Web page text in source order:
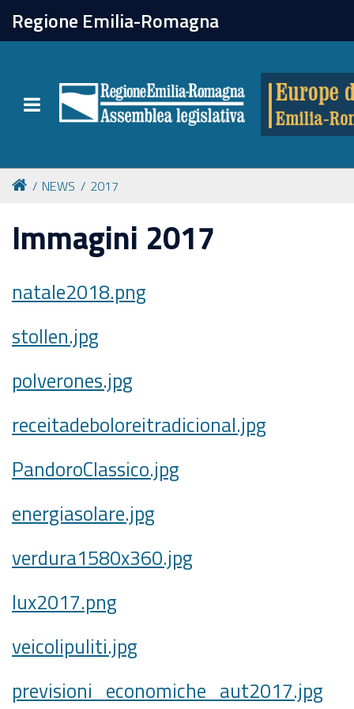
Regione Emilia-Romagna
Toggle navigation
chiudi
Attività
Formazione
Eventi
Newsletter
NEWS 2017
Immagini 2017
natale2018.png
stollen.jpg
polverones.jpg
receitadeboloreitradicional.jpg
PandoroClassico.jpg
energiasolare.jpg
verdura1580x360.jpg
lux2017.png
veicolipuliti.jpg
previsioni_economiche_aut2017.jpg